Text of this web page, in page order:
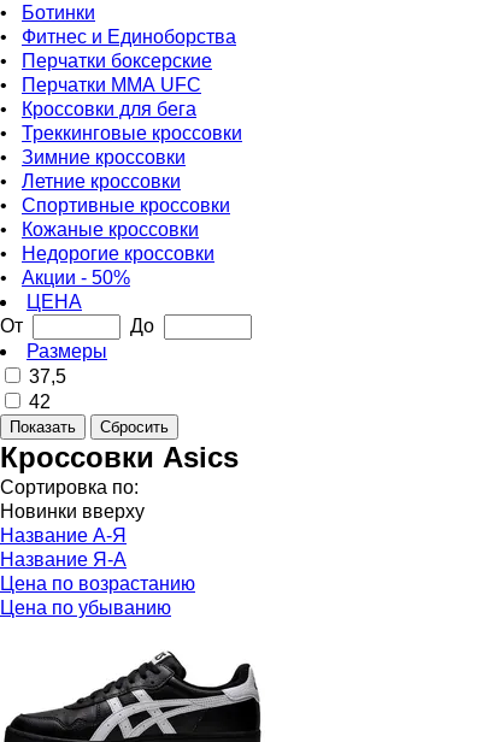
•
Ботинки
• Фитнес и Единоборства
•
Перчатки боксерские
•
Перчатки ММА UFC
•
Кроссовки для бега
• Треккинговые кроссовки
• Зимние кроссовки
• Летние кроссовки
• Спортивные кроссовки
•
Кожаные кроссовки
•
Недорогие кроссовки
• Акции - 50%
ЦЕНА
От
До
Размеры
37,5
42
Кроссовки Asics
Сортировка по:
Новинки вверху
Название А-Я
Название Я-А
Цена по возрастанию
Цена по убыванию